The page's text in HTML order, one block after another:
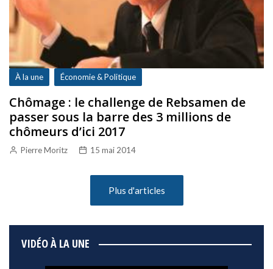
À la une Économie & Politique
Chômage : le challenge de Rebsamen de
passer sous la barre des 3 millions de
chômeurs d’ici 2017
Pierre Moritz 15 mai 2014
Plus d'articles
VIDÉO À LA UNE